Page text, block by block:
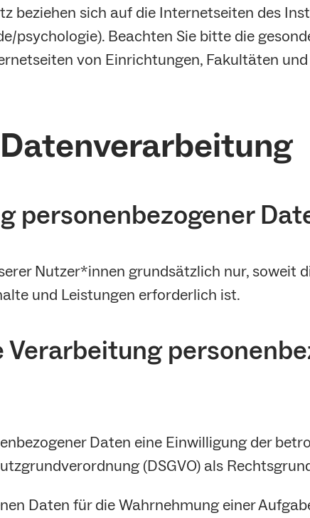
beziehen sich auf die Internetseiten des
psychologie). Beachten Sie bitte die
von Einrichtungen, Fakultäten
personenbezogener
Nutzer*innen grundsätzlich nur, soweit
und Leistungen erforderlich ist.
Daten eine Einwilligung der
(DSGVO) als
Daten für die Wahrnehmung einer